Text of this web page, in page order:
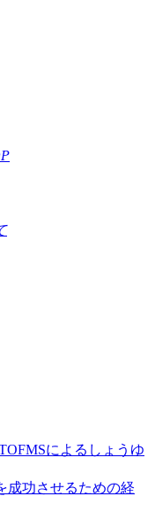
によるしょうゆ
成功させるための経